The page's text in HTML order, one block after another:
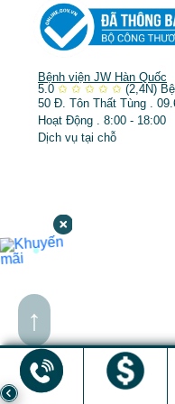
↑
Bệnh viện JW Hàn Quốc
5.0 ✩ ✩ ✩ ✩ ✩ (2,4N)
50 Đ. Tôn Thất Tùng .
Hoạt Động . 8:00 - 18:00
Dịch vụ tại chỗ